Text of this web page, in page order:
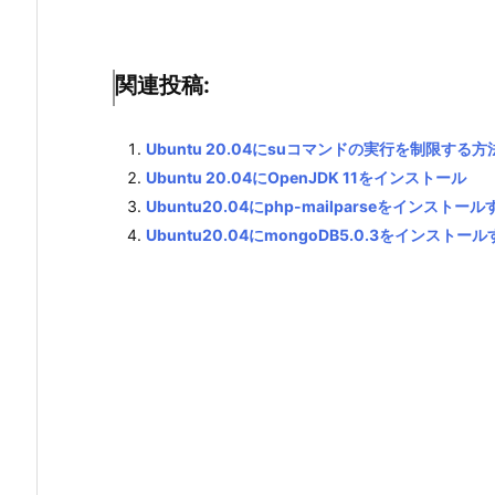
関連投稿:
Ubuntu 20.04にsuコマンドの実行を制限する方
Ubuntu 20.04にOpenJDK 11をインストール
Ubuntu20.04にphp-mailparseをインストール
Ubuntu20.04にmongoDB5.0.3をインストール